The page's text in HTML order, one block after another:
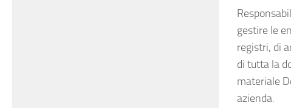
gestire le
registri, di
di tutta la
materiale
azienda.